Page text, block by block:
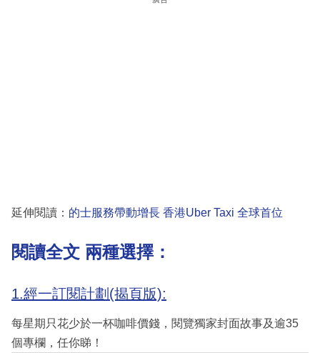
延伸閱讀： 的士服務帶動增長 香港Uber Taxi 全球首位
閱讀全文 兩種選擇：
1.經一訂閱計劃(揭頁版):
每星期只花少於一杯咖啡價錢，閱覽獨家封面故事及逾35
個專欄，任你睇！